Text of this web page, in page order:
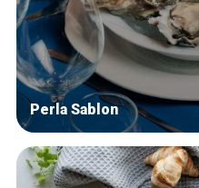
Perla Sablon